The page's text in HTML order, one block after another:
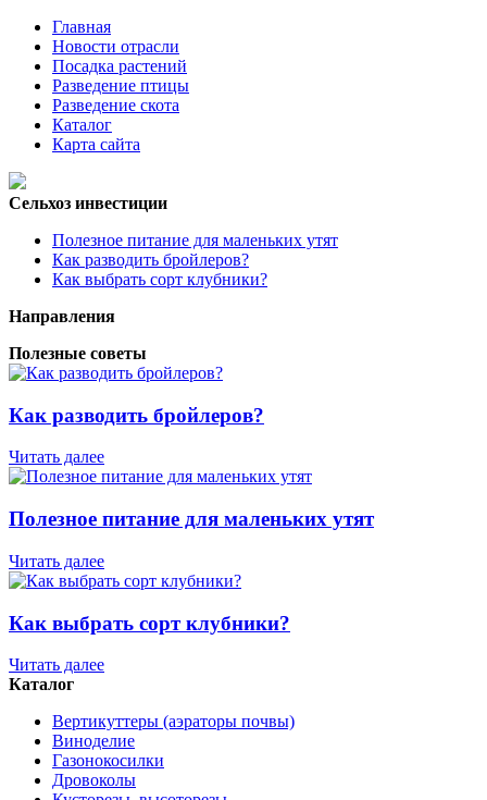
Главная
Новости отрасли
Посадка растений
Разведение птицы
Разведение скота
Каталог
Карта сайта
Сельхоз инвестиции
Полезное питание для маленьких утят
Как разводить бройлеров?
Как выбрать сорт клубники?
Направления
Полезные советы
Как разводить бройлеров?
Читать далее
Полезное питание для маленьких утят
Читать далее
Как выбрать сорт клубники?
Читать далее
Каталог
Вертикуттеры (аэраторы почвы)
Виноделие
Газонокосилки
Дровоколы